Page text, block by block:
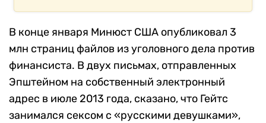
В конце января Минюст США опубликовал 3
млн страниц файлов из уголовного дела против
финансиста. В двух письмах, отправленных
Эпштейном на собственный электронный
адрес в июле 2013 года, сказано, что Гейтс
занимался сексом с «русскими девушками»,